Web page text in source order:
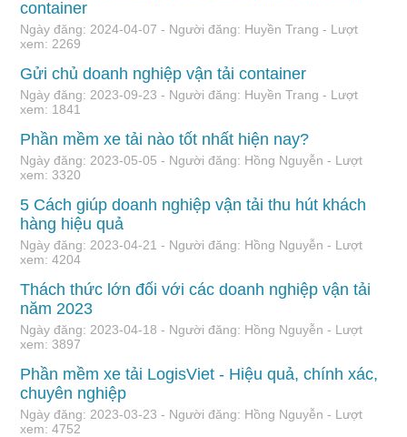
container
Ngày đăng: 2024-04-07 - Người đăng: Huyền Trang - Lượt
xem: 2269
Gửi chủ doanh nghiệp vận tải container
Ngày đăng: 2023-09-23 - Người đăng: Huyền Trang - Lượt
xem: 1841
Phần mềm xe tải nào tốt nhất hiện nay?
Ngày đăng: 2023-05-05 - Người đăng: Hồng Nguyễn - Lượt
xem: 3320
5 Cách giúp doanh nghiệp vận tải thu hút khách
hàng hiệu quả
Ngày đăng: 2023-04-21 - Người đăng: Hồng Nguyễn - Lượt
xem: 4204
Thách thức lớn đối với các doanh nghiệp vận tải
năm 2023
Ngày đăng: 2023-04-18 - Người đăng: Hồng Nguyễn - Lượt
xem: 3897
Phần mềm xe tải LogisViet - Hiệu quả, chính xác,
chuyên nghiệp
Ngày đăng: 2023-03-23 - Người đăng: Hồng Nguyễn - Lượt
xem: 4752